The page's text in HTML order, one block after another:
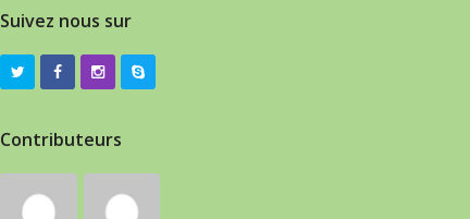
Suivez nous sur
Contributeurs